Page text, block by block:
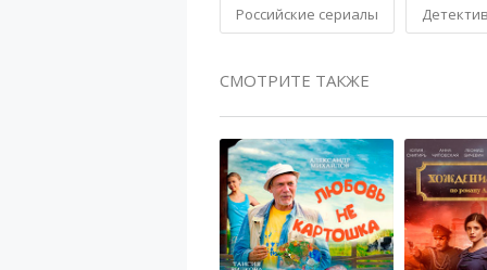
Российские сериалы
СМОТРИТЕ ТАКЖЕ